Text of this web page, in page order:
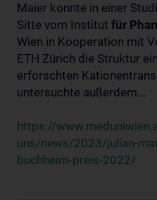
Maier konnte in einer
Sitte vom Institut für
Wien in Kooperation mit
ETH Zürich die Struktur
erforschten
untersuchte außerdem...
https://
uns/news/2023/julian-
buchheim-preis-2022/